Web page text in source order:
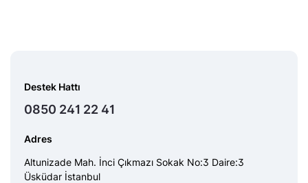
Destek Hattı
0850 241 22 41
Adres
Altunizade Mah. İnci Çıkmazı Sokak No:3 Daire:3
Üsküdar İstanbul